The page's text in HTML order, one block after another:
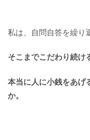
私は、自問自答を繰り
そこまでこだわり続け
本当に人に小銭をあげ
か。